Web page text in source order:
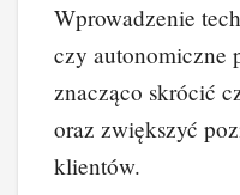
Wprowadzenie
czy autonomiczne
znacząco skrócić
oraz zwiększyć
klientów.